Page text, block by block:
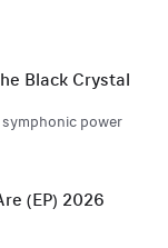
Black Crystal
power
(EP) 2026